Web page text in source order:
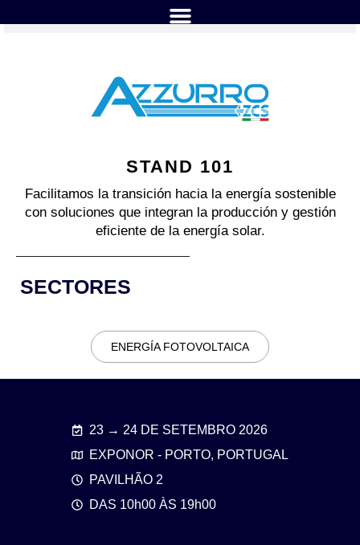
STAND 101
Facilitamos la transición hacia la energía sostenible
con soluciones que integran la producción y gestión
eficiente de la energía solar.
SECTORES
ENERGÍA FOTOVOLTAICA
23 → 24 DE SETEMBRO 2026
EXPONOR - PORTO, PORTUGAL
PAVILHÃO 2
DAS 10h00 ÀS 19h00